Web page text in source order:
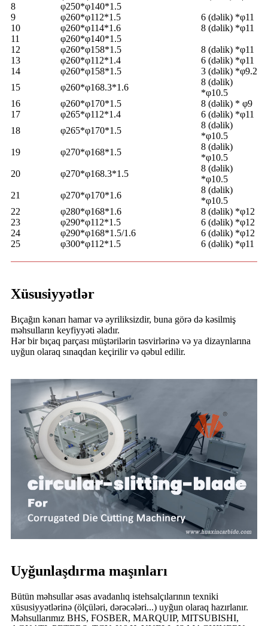
8
φ250*φ140*1.5
9
φ260*φ112*1.5
6 (dəlik) *φ11
10
φ260*φ114*1.6
8 (dəlik) *φ11
11
φ260*φ140*1.5
12
φ260*φ158*1.5
8 (dəlik) *φ11
13
φ260*φ112*1.4
6 (dəlik) *φ11
14
φ260*φ158*1.5
3 (dəlik) *φ9.2
15
φ260*φ168.3*1.6
8 (dəlik)
*φ10.5
16
φ260*φ170*1.5
8 (dəlik) * φ9
17
φ265*φ112*1.4
6 (dəlik) *φ11
18
φ265*φ170*1.5
8 (dəlik)
*φ10.5
19
φ270*φ168*1.5
8 (dəlik)
*φ10.5
20
φ270*φ168.3*1.5
8 (dəlik)
*φ10.5
21
φ270*φ170*1.6
8 (dəlik)
*φ10.5
22
φ280*φ168*1.6
8 (dəlik) *φ12
23
φ290*φ112*1.5
6 (dəlik) *φ12
24
φ290*φ168*1.5/1.6
6 (dəlik) *φ12
25
φ300*φ112*1.5 6 (dəlik) *φ11
Xüsusiyyətlər
Bıçağın kənarı hamar və əyriliksizdir, buna görə də kəsilmiş
məhsulların keyfiyyəti əladır.
Hər bir bıçaq parçası müştərilərin təsvirlərinə və ya dizaynlarına
uyğun olaraq sınaqdan keçirilir və qəbul edilir.
Uyğunlaşdırma maşınları
Bütün məhsullar əsas avadanlıq istehsalçılarının texniki
xüsusiyyətlərinə (ölçüləri, dərəcələri...) uyğun olaraq hazırlanır.
Məhsullarımız BHS, FOSBER, MARQUIP, MITSUBISHI,